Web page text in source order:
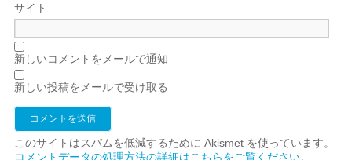
サイト
新しいコメントをメールで通知
新しい投稿をメールで受け取る
このサイトはスパムを低減するために Akismet を使っています。
コメントデータの処理方法の詳細はこちらをご覧ください。